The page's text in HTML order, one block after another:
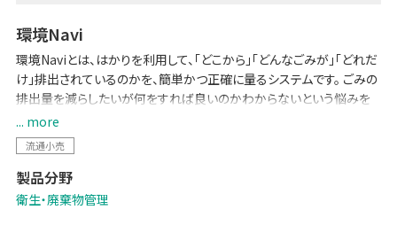
環境Navi
環境Naviとは、はかりを利用して、「どこから」「どんなごみが」「どれだ
け」排出されているのかを、簡単かつ正確に量るシステムです。 ごみの
排出量を減らしたいが何をすれば良いのかわからないという悩みを
解決するための仕組みを実現します。 問題解決のためには現状把握
が不可欠です。環境Naviは、現状を簡単・正確に把握し、対策を立てる
ためのツールとして役立ちます。
... more
流通小売
製品分野
衛生・廃棄物管理